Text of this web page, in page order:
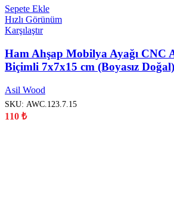
Sepete Ekle
Hızlı Görünüm
Karşılaştır
Ham Ahşap Mobilya Ayağı CNC
Biçimli 7x7x15 cm (Boyasız Doğal)
Asil Wood
SKU: AWC.123.7.15
110 ₺